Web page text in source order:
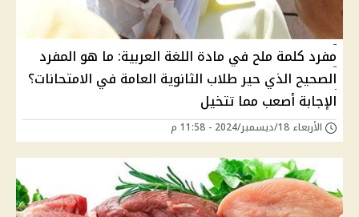
مفرد كلمة ملح في مادة اللغة العربية: ما هو المفرد
الصحيح الذي حير طلاب الثانوية العامة في الامتحانات؟
الإجابة أصعب مما تتخيل
الأربعاء 18/ديسمبر/2024 - 11:58 م